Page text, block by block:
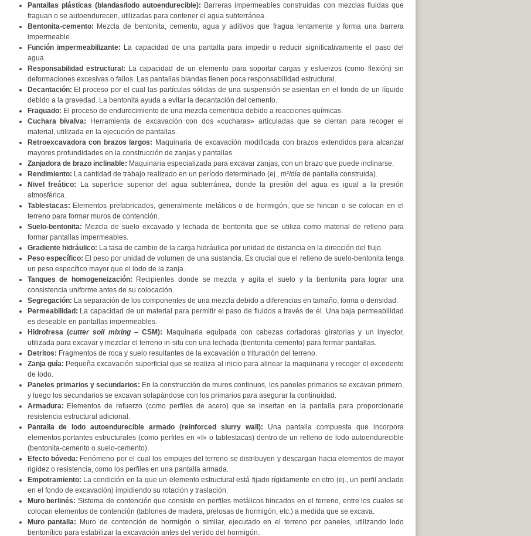
arriba/abajo
aumentar
disminuir
volumen.
Pantallas plásticas (blandas/lodo autoendurecible): Barreras impermeables construidas con mezclas fluidas que
fraguan o se autoendurecen, utilizadas para contener el agua subterránea.
Bentonita-cemento: Mezcla de bentonita, cemento, agua y aditivos que fragua lentamente y forma una barrera
impermeable.
Función impermeabilizante: La capacidad de una pantalla para impedir o reducir significativamente el paso del
agua.
Responsabilidad estructural: La capacidad de un elemento para soportar cargas y esfuerzos (como flexión) sin
deformaciones excesivas o fallos. Las pantallas blandas tienen poca responsabilidad estructural.
Decantación: El proceso por el cual las partículas sólidas de una suspensión se asientan en el fondo de un líquido
debido a la gravedad. La bentonita ayuda a evitar la decantación del cemento.
Fraguado: El proceso de endurecimiento de una mezcla cementicia debido a reacciones químicas.
Cuchara bivalva: Herramienta de excavación con dos «cucharas» articuladas que se cierran para recoger el
material, utilizada en la ejecución de pantallas.
Retroexcavadora con brazos largos: Maquinaria de excavación modificada con brazos extendidos para alcanzar
mayores profundidades en la construcción de zanjas y pantallas.
Zanjadora de brazo inclinable: Maquinaria especializada para excavar zanjas, con un brazo que puede inclinarse.
Rendimiento: La cantidad de trabajo realizado en un período determinado (ej., m²/día de pantalla construida).
Nivel freático: La superficie superior del agua subterránea, donde la presión del agua es igual a la presión
atmosférica.
Tablestacas: Elementos prefabricados, generalmente metálicos o de hormigón, que se hincan o se colocan en el
terreno para formar muros de contención.
Suelo-bentonita: Mezcla de suelo excavado y lechada de bentonita que se utiliza como material de relleno para
formar pantallas impermeables.
Gradiente hidráulico: La tasa de cambio de la carga hidráulica por unidad de distancia en la dirección del flujo.
Peso específico: El peso por unidad de volumen de una sustancia. Es crucial que el relleno de suelo-bentonita tenga
un peso específico mayor que el lodo de la zanja.
Tanques de homogeneización: Recipientes donde se mezcla y agita el suelo y la bentonita para lograr una
consistencia uniforme antes de su colocación.
Segregación: La separación de los componentes de una mezcla debido a diferencias en tamaño, forma o densidad.
Permeabilidad: La capacidad de un material para permitir el paso de fluidos a través de él. Una baja permeabilidad
es deseable en pantallas impermeables.
Hidrofresa (cutter soil mixing– CSM):
Maquinaria equipada con cabezas cortadoras giratorias y un inyector,
utilizada para excavar y mezclar el terreno in-situ con una lechada (bentonita-cemento) para formar pantallas.
Detritos: Fragmentos de roca y suelo resultantes de la excavación o trituración del terreno.
Zanja guía: Pequeña excavación superficial que se realiza al inicio para alinear la maquinaria y recoger el excedente
de lodo.
Paneles primarios y secundarios: En la construcción de muros continuos, los paneles primarios se excavan primero,
y luego los secundarios se excavan solapándose con los primarios para asegurar la continuidad.
Armadura: Elementos de refuerzo (como perfiles de acero) que se insertan en la pantalla para proporcionarle
resistencia estructural adicional.
Pantalla de lodo autoendurecible armado (reinforced slurry wall): Una pantalla compuesta que incorpora
elementos portantes estructurales (como perfiles en «I» o tablestacas) dentro de un relleno de lodo autoendurecible
(bentonita-cemento o suelo-cemento).
Efecto bóveda: Fenómeno por el cual los empujes del terreno se distribuyen y descargan hacia elementos de mayor
rigidez o resistencia, como los perfiles en una pantalla armada.
Empotramiento: La condición en la que un elemento estructural está fijado rígidamente en otro (ej., un perfil anclado
en el fondo de excavación) impidiendo su rotación y traslación.
Muro berlinés: Sistema de contención que consiste en perfiles metálicos hincados en el terreno, entre los cuales se
colocan elementos de contención (tablones de madera, prelosas de hormigón, etc.) a medida que se excava.
Muro pantalla: Muro de contención de hormigón o similar, ejecutado en el terreno por paneles, utilizando lodo
bentonítico para estabilizar la excavación antes del vertido del hormigón.